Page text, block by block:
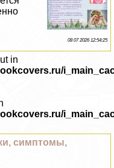
08 07 2026 12:54:25
in
симптомы,